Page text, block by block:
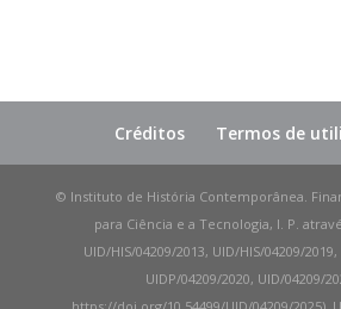
Créditos Termos de
© Instituto de História Contemporânea.
para Ciência e a Tecnologia, I. P.
UID/HIS/04209/2013, UID/HIS/04209/
UIDP/04209/2020, UID/04209/